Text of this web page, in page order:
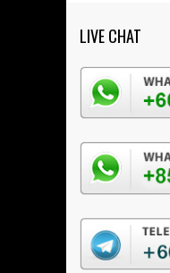
LIVE CHAT